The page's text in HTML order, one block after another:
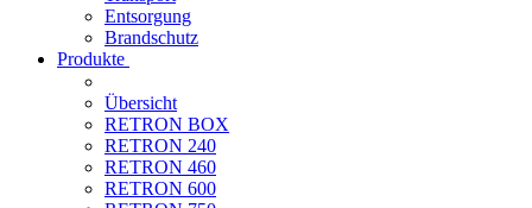
Entsorgung
Brandschutz
Produkte
Übersicht
RETRON BOX
RETRON 240
RETRON 460
RETRON 600